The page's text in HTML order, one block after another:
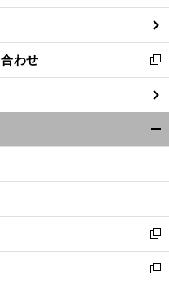
ウ
で
開
く
わせ
新
し
い
ウ
ィ
ン
ウ
開
く
新
し
い
ウ
新
し